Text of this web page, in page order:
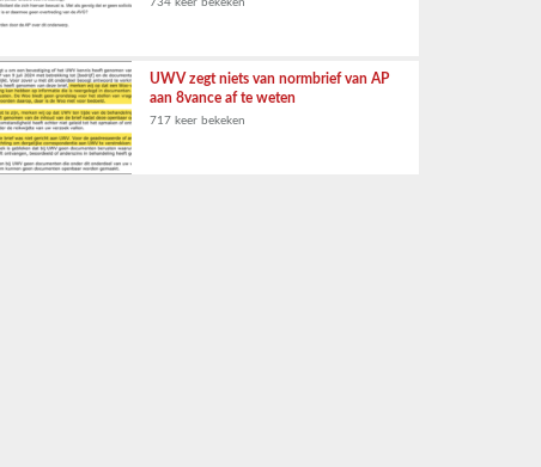
734 keer bekeken
UWV zegt niets van normbrief van AP
aan 8vance af te weten
717 keer bekeken